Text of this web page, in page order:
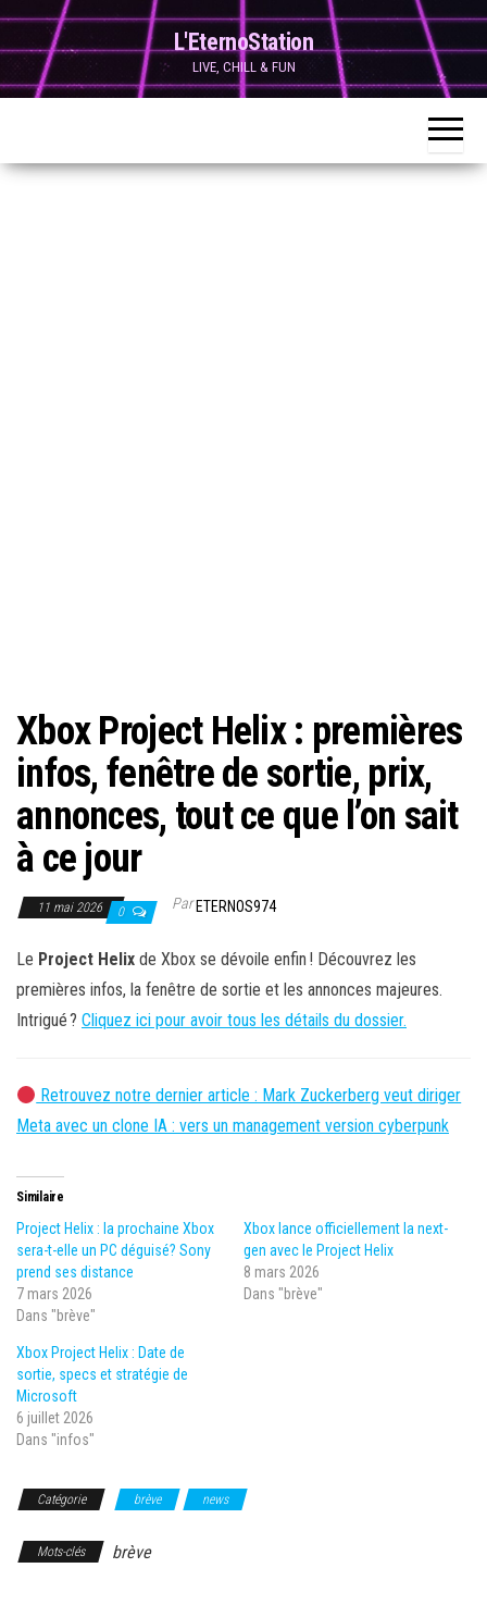
Skip
to
content
L'EternoStation
LIVE, CHILL & FUN
Xbox Project Helix : premières
infos, fenêtre de sortie, prix,
annonces, tout ce que l’on sait
à ce jour
11 mai 2026 0 ParETERNOS974
Le Project Helix de Xbox se dévoile enfin ! Découvrez les
premières infos, la fenêtre de sortie et les annonces majeures.
Intrigué ? Cliquez ici pour avoir tous les détails du dossier.
Retrouvez notre dernier article : Mark Zuckerberg veut diriger
Meta avec un clone IA : vers un management version cyberpunk
Similaire
Project Helix : la prochaine Xbox
sera-t-elle un PC déguisé? Sony
prend ses distance
7 mars 2026
Dans "brève"
Xbox lance officiellement la next-
gen avec le Project Helix
8 mars 2026
Dans "brève"
Xbox Project Helix : Date de
sortie, specs et stratégie de
Microsoft
6 juillet 2026
Dans "infos"
Catégorie brève news
Mots-clés brève